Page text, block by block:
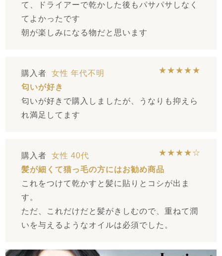
て、ドライアーで乾かした後もパサパサしなく
てよかったです
朝が楽しみになる物だと思います
購入者 女性 年代不明
★★★★★
匂いが好き
匂いが好きで購入しましたが、うなりも抑えら
れ満足してます
購入者 女性 40代
★★★★☆
髪が細くて猫っ毛の方にはお勧め商品
これをつけて乾かすと髪に貼りとコシが出ま
す。
ただ、これだけだと髪がきしむので、重ねて潤
いを与えるようなオイルは必須でした。